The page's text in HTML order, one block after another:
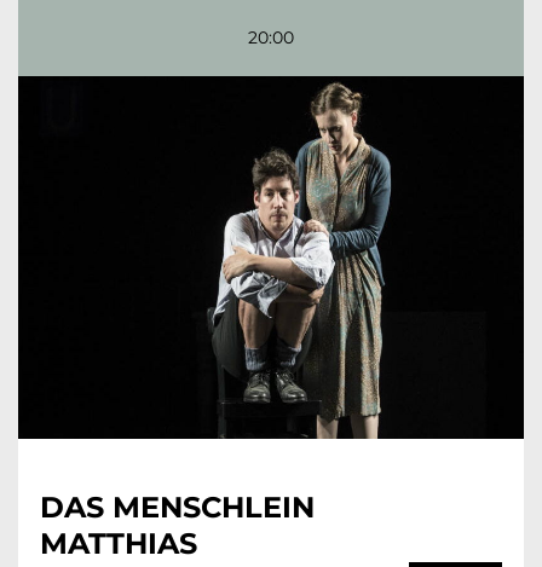
20:00
DAS MENSCHLEIN
MATTHIAS